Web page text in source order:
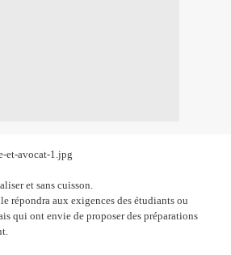
et sans cuisson.
répondra aux exigences des étudiants ou
qui ont envie de proposer des préparations